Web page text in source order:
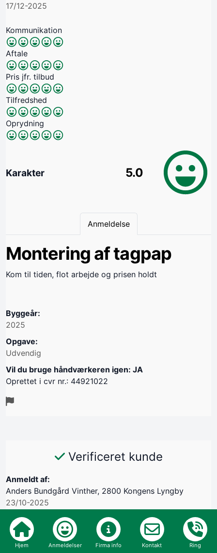
17/12-2025
Kommunikation
Aftale
Pris jfr. tilbud
Tilfredshed
Oprydning
Karakter 5.0
Anmeldelse
Montering af tagpap
Kom til tiden, flot arbejde og prisen holdt
Byggeår:
2025
Opgave:
Udvendig
Vil du bruge håndværkeren igen: JA
Oprettet i cvr nr.: 44921022
Verificeret kunde
Anmeldt af:
Anders Bundgård Vinther, 2800 Kongens Lyngby
23/10-2025
Kommunikation
Aftale
Hjem Anmeldelser Firma info Kontakt Ring